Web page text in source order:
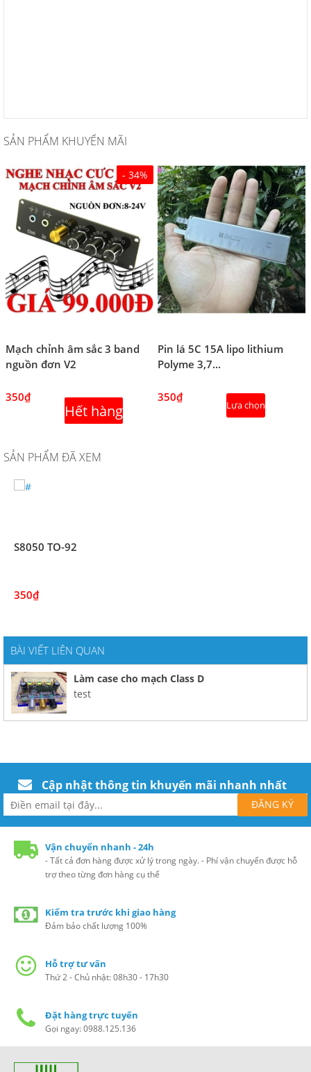
SẢN PHẨM KHUYẾN MÃI
- 34%
Mạch chỉnh âm sắc 3 band
nguồn đơn V2
350₫
Hết hàng
Pin lá 5C 15A lipo lithium
Polyme 3,7...
350₫
Lựa chọn
SẢN PHẨM ĐÃ XEM
S8050 TO-92
350₫
BÀI VIẾT LIÊN QUAN
Làm case cho mạch Class D
test
Cập nhật thông tin khuyến mãi nhanh nhất
Vận chuyển nhanh - 24h
- Tất cả đơn hàng được xử lý trong ngày. - Phí vận chuyển được hỗ
trợ theo từng đơn hàng cụ thể
Kiểm tra trước khi giao hàng
Đảm bảo chất lượng 100%
Hỗ trợ tư vấn
Thứ 2 - Chủ nhật: 08h30 - 17h30
Đặt hàng trực tuyến
Gọi ngay: 0988.125.136